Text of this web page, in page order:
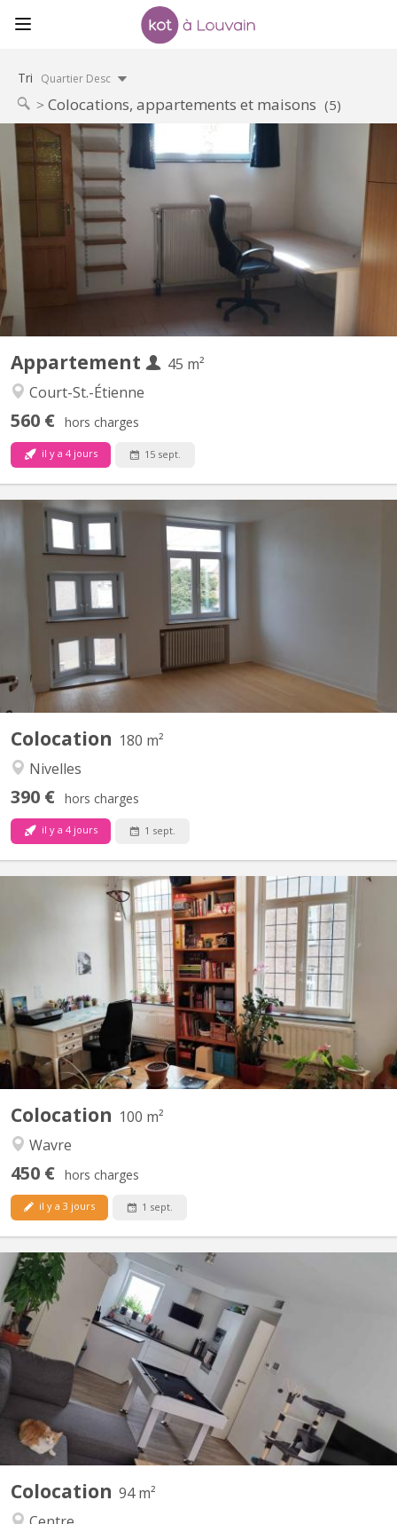
Tri Quartier Desc
Colocations, appartements et maisons (5)
Appartement
45 m²
Court-St.-Étienne
560 € hors charges
il y a 4 jours 15 sept.
KV 1905
Uniquement pour 1 ÉTUDIANT(E) sur Louvain-la-Neuve Beau
studio meublé complètement privatif de 45M2 à louer Parfait
état Loyer mensuel 560 euros, forfait pour les charges 100 euros
par mois = 660 euros TOUT COMPRIS (électricité, chauffage,
eau, internet) Pas de domicile Séjour carrelé, cuisine...
Colocation 180 m²
Nivelles
390 € hors charges
il y a 4 jours 1 sept.
Uniquement pour étudiants : 3 chambres à louer dans grande
maison de 6 chambres, située à NIVELLES près de la Haute école
HE2B. Chaque chambre dispose d'un lavabo et la maison est
composée de 2 salles de bain et 1 salle de douche, d'une grande
cuisine et un grand living communs. La maison est...
Colocation 100 m²
Wavre
450 € hors charges
il y a 3 jours 1 sept.
KV 1374
Maison indépendante avec 4 belles chambres (3x20m2 +
1x12m2) à louer pour étudiant(e)s, au calme avec jardin.
Uniquement bail 12 mois 01/09/2026 - 31/08/2027 Pas de
domiciliation possible Pas d'animal Reste 1 chambres libre
Planchers en bois, chambres lumineuses. Cour intérieure, jardin
100m2,...
Colocation 94 m²
Bonjour, La seconde chambre se libère dans un appart 2
chambres. idéale pour un premier emménagement, tout est
meublé sauf la chambre. Disponible a partir du 15 septembre
2026, négociable plus tôt (début aout). La chambre fait 9M² dans
un appartement au centre de Courbevoie derrière l'esplanade à...